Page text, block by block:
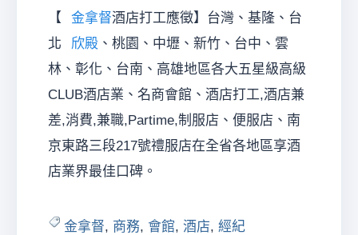
【 金拿督酒店打工應徵】台灣、基隆、台
北
欣殿 、桃園、中壢、新竹、台中、雲
林、彰化、台南、高雄地區各大五星級高級
CLUB酒店業、名商會館、酒店打工,酒店兼
差,消費,兼職,Partime,制服店、便服店、南
京東路三段217號禮服店在全省各地區享酒
店業界最佳口碑。
金拿督, 商務, 會館, 酒店, 經紀